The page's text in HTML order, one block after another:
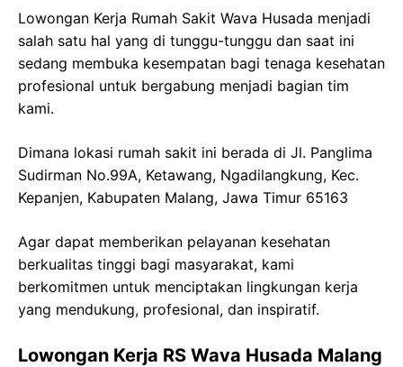
Lowongan Kerja Rumah Sakit Wava Husada menjadi
salah satu hal yang di tunggu-tunggu dan saat ini
sedang membuka kesempatan bagi tenaga kesehatan
profesional untuk bergabung menjadi bagian tim
kami.
Dimana lokasi rumah sakit ini berada di Jl. Panglima
Sudirman No.99A, Ketawang, Ngadilangkung, Kec.
Kepanjen, Kabupaten Malang, Jawa Timur 65163
Agar dapat memberikan pelayanan kesehatan
berkualitas tinggi bagi masyarakat, kami
berkomitmen untuk menciptakan lingkungan kerja
yang mendukung, profesional, dan inspiratif.
Lowongan Kerja RS Wava Husada Malang